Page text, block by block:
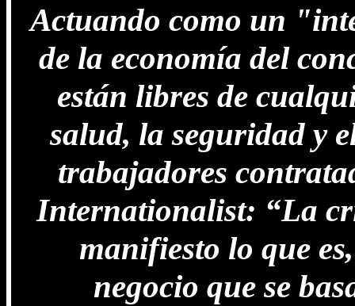
Actuando como un
de la economía del
están libres de
salud, la seguridad y
trabajadores
Internationalist: “La
manifiesto lo que
negocio que se